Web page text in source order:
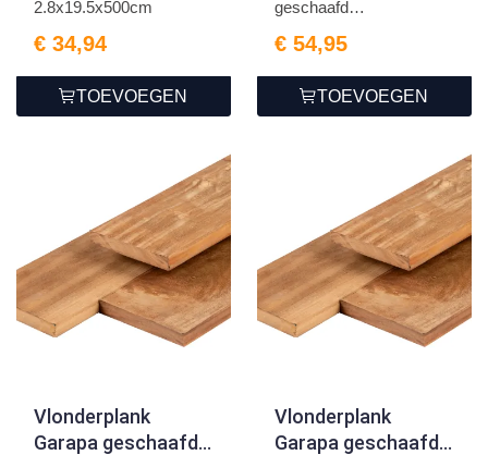
2.8x19.5x500cm
€ 34,94
TOEVOEGEN
geschaafd
€ 54,95
TOEVOEGEN
Vlonderplank
Garapa geschaafd
Vlonderplank
Garapa geschaafd